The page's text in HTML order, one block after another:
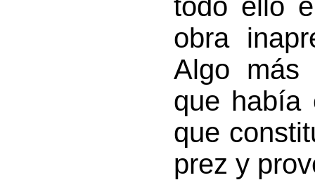
todo ello
obra
Algo más
que había
que
prez y